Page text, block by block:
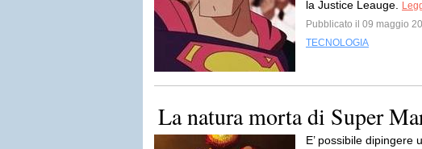
la Justice Leauge.
Pubblicato il 09 maggio
TECNOLOGIA
La natura morta di Super
E’ possibile